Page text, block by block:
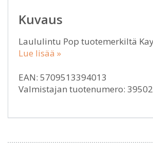
Kuvaus
Laululintu Pop tuotemerkiltä
Lue lisää »
EAN: 5709513394013
Valmistajan tuotenumero: 39502